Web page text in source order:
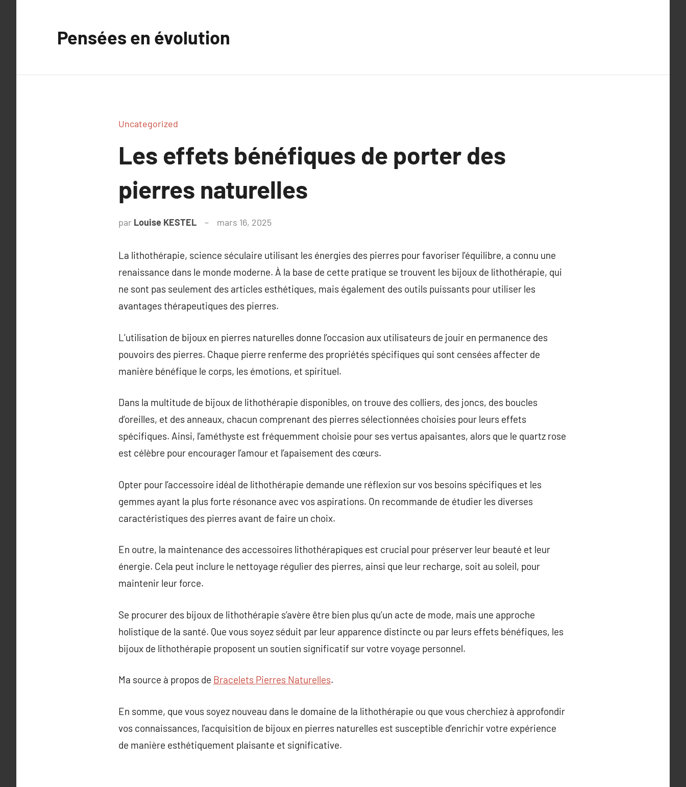
Pensées en évolution
Uncategorized
Les effets bénéfiques de porter des
pierres naturelles
par Louise KESTEL mars 16, 2025
La lithothérapie, science séculaire utilisant les énergies des pierres pour favoriser l’équilibre, a connu une
renaissance dans le monde moderne. À la base de cette pratique se trouvent les bijoux de lithothérapie, qui
ne sont pas seulement des articles esthétiques, mais également des outils puissants pour utiliser les
avantages thérapeutiques des pierres.
L’utilisation de bijoux en pierres naturelles donne l’occasion aux utilisateurs de jouir en permanence des
pouvoirs des pierres. Chaque pierre renferme des propriétés spécifiques qui sont censées affecter de
manière bénéfique le corps, les émotions, et spirituel.
Dans la multitude de bijoux de lithothérapie disponibles, on trouve des colliers, des joncs, des boucles
d’oreilles, et des anneaux, chacun comprenant des pierres sélectionnées choisies pour leurs effets
spécifiques. Ainsi, l’améthyste est fréquemment choisie pour ses vertus apaisantes, alors que le quartz rose
est célèbre pour encourager l’amour et l’apaisement des cœurs.
Opter pour l’accessoire idéal de lithothérapie demande une réflexion sur vos besoins spécifiques et les
gemmes ayant la plus forte résonance avec vos aspirations. On recommande de étudier les diverses
caractéristiques des pierres avant de faire un choix.
En outre, la maintenance des accessoires lithothérapiques est crucial pour préserver leur beauté et leur
énergie. Cela peut inclure le nettoyage régulier des pierres, ainsi que leur recharge, soit au soleil, pour
maintenir leur force.
Se procurer des bijoux de lithothérapie s’avère être bien plus qu’un acte de mode, mais une approche
holistique de la santé. Que vous soyez séduit par leur apparence distincte ou par leurs effets bénéfiques, les
bijoux de lithothérapie proposent un soutien significatif sur votre voyage personnel.
Ma source à propos de Bracelets Pierres Naturelles.
En somme, que vous soyez nouveau dans le domaine de la lithothérapie ou que vous cherchiez à approfondir
vos connaissances, l’acquisition de bijoux en pierres naturelles est susceptible d’enrichir votre expérience
de manière esthétiquement plaisante et significative.